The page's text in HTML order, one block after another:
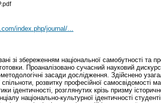
index.php/journal/...
зі збереженням національної самобутності та
Проаналізовано сучасний науковий
засади дослідження. Здійснено
спільноти, розвитку професійної самосвідомості
ідентичності, розглянутих крізь призму
національно-культурної ідентичності